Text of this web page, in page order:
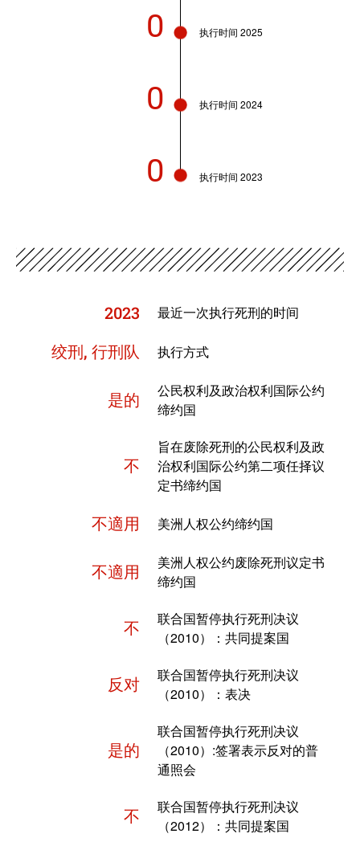
0 执行时间 2025
0 执行时间 2024
0 执行时间 2023
2023 最近一次执行死刑的时间
绞刑, 行刑队 执行方式
是的
公民权利及政治权利国际公约
缔约国
不
旨在废除死刑的公民权利及政
治权利国际公约第二项任择议
定书缔约国
不適用 美洲人权公约缔约国
不適用
美洲人权公约废除死刑议定书
缔约国
不
联合国暂停执行死刑决议
（2010）：共同提案国
反对
联合国暂停执行死刑决议
（2010）：表决
是的
联合国暂停执行死刑决议
（2010）:签署表示反对的普
通照会
不
联合国暂停执行死刑决议
（2012）：共同提案国